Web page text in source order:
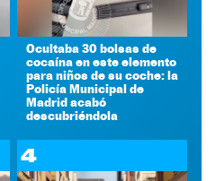
Ocultaba 30 bolsas de
cocaína en este elemento
para niños de su coche: la
Policía Municipal de
Madrid acabó
descubriéndola
4